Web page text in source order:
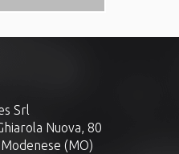
Srl
Nuova, 80
(MO)